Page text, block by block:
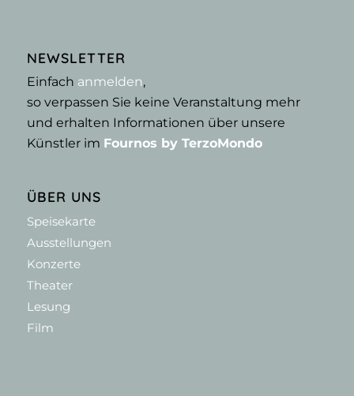
NEWSLETTER
Einfach anmelden,
so verpassen Sie keine Veranstaltung mehr
und erhalten Informationen über unsere
Künstler im Fournos by TerzoMondo
ÜBER UNS
Speisekarte
Ausstellungen
Konzerte
Theater
Lesung
Film